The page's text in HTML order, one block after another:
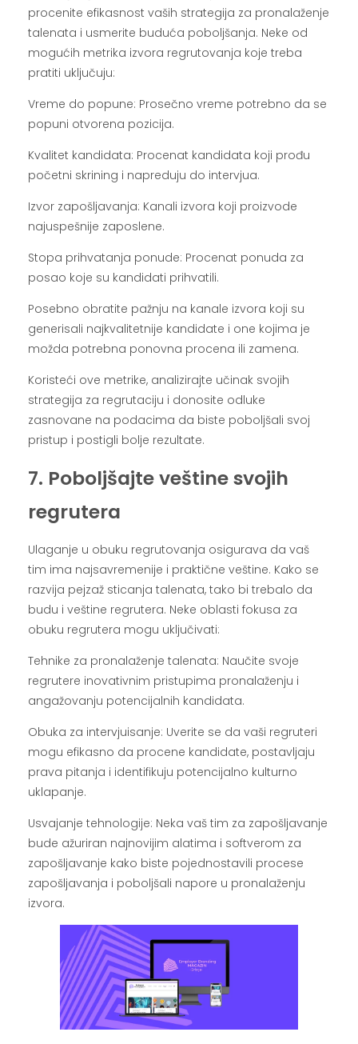
procenite efikasnost vaših strategija za pronalaženje
talenata i usmerite buduća poboljšanja. Neke od
mogućih metrika izvora regrutovanja koje treba
pratiti uključuju:
Vreme do popune: Prosečno vreme potrebno da se
popuni otvorena pozicija.
Kvalitet kandidata: Procenat kandidata koji prođu
početni skrining i napreduju do intervjua.
Izvor zapošljavanja: Kanali izvora koji proizvode
najuspešnije zaposlene.
Stopa prihvatanja ponude: Procenat ponuda za
posao koje su kandidati prihvatili.
Posebno obratite pažnju na kanale izvora koji su
generisali najkvalitetnije kandidate i one kojima je
možda potrebna ponovna procena ili zamena.
Koristeći ove metrike, analizirajte učinak svojih
strategija za regrutaciju i donosite odluke
zasnovane na podacima da biste poboljšali svoj
pristup i postigli bolje rezultate.
7. Poboljšajte veštine svojih
regrutera
Ulaganje u obuku regrutovanja osigurava da vaš
tim ima najsavremenije i praktične veštine. Kako se
razvija pejzaž sticanja talenata, tako bi trebalo da
budu i veštine regrutera. Neke oblasti fokusa za
obuku regrutera mogu uključivati:
Tehnike za pronalaženje talenata: Naučite svoje
regrutere inovativnim pristupima pronalaženju i
angažovanju potencijalnih kandidata.
Obuka za intervjuisanje: Uverite se da vaši regruteri
mogu efikasno da procene kandidate, postavljaju
prava pitanja i identifikuju potencijalno kulturno
uklapanje.
Usvajanje tehnologije: Neka vaš tim za zapošljavanje
bude ažuriran najnovijim alatima i softverom za
zapošljavanje kako biste pojednostavili procese
zapošljavanja i poboljšali napore u pronalaženju
izvora.